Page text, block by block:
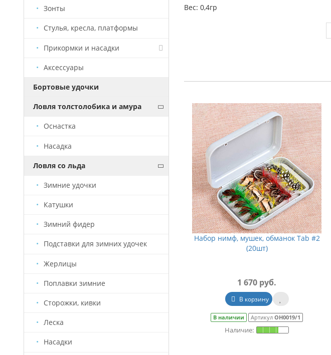
Зонты
Стулья, кресла, платформы
Прикормки и насадки
Насадки Старый Призрак
Аксессуары
Бортовые удочки
Ловля толстолобика и амура
Оснастка
Насадка
Ловля со льда
Зимние удочки
Катушки
Зимний фидер
Подставки для зимних удочек
Жерлицы
Поплавки зимние
Сторожки, кивки
Леска
Насадки
Вес: 0,4гр
УСПЕЙ! ОСТАЛОСЬ МАЛО
(100шт)
4 085 руб.
Набор нимф, мушек, обманок Tab #2
(20шт)
1 670 руб.
В корзину
В наличии Артикул ОН0019/1